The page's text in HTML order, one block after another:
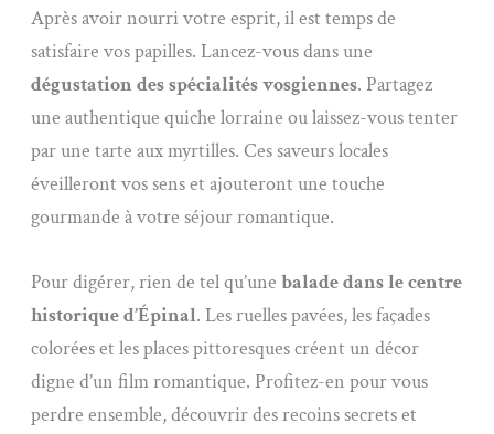
Après avoir nourri votre esprit, il est temps de
satisfaire vos papilles. Lancez-vous dans une
dégustation des spécialités vosgiennes. Partagez
une authentique quiche lorraine ou laissez-vous tenter
par une tarte aux myrtilles. Ces saveurs locales
éveilleront vos sens et ajouteront une touche
gourmande à votre séjour romantique.
Pour digérer, rien de tel qu’unebalade dans le centre
historique d’Épinal. Les ruelles pavées, les façades
colorées et les places pittoresques créent un décor
digne d’un film romantique. Profitez-en pour vous
perdre ensemble, découvrir des recoins secrets et